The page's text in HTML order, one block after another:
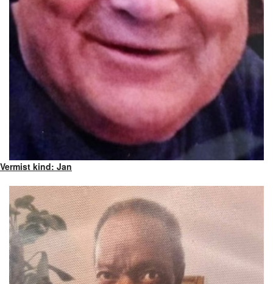
Vermist kind: Jan